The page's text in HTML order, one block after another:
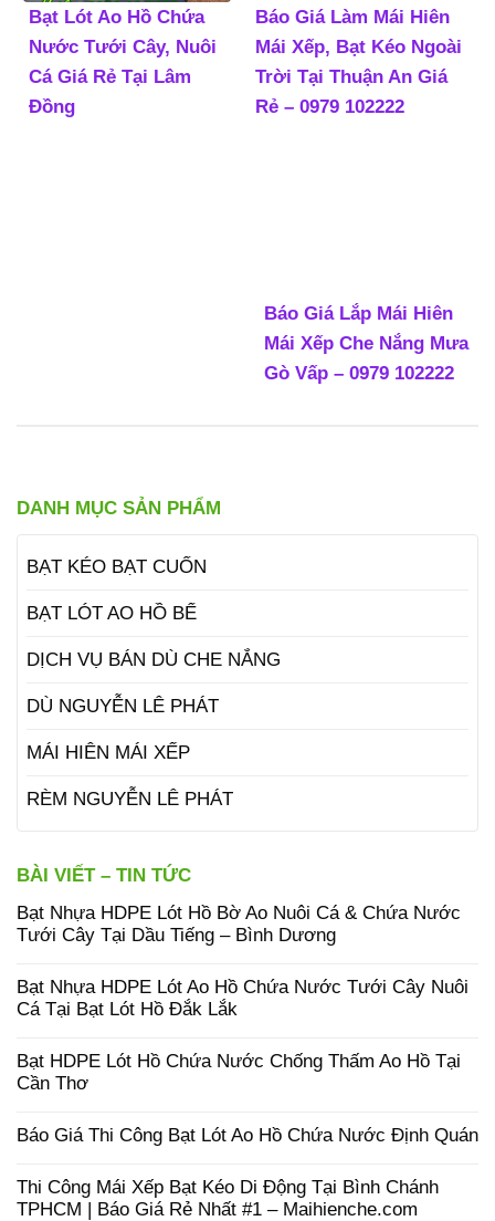
DANH MỤC SẢN PHẨM
BẠT KÉO BẠT CUỐN
BẠT LÓT AO HỒ BỂ
DỊCH VỤ BÁN DÙ CHE NẮNG
DÙ NGUYỄN LÊ PHÁT
MÁI HIÊN MÁI XẾP
RÈM NGUYỄN LÊ PHÁT
BÀI VIẾT – TIN TỨC
Bạt Nhựa HDPE Lót Hồ Bờ Ao Nuôi Cá & Chứa Nước
Tưới Cây Tại Dầu Tiếng – Bình Dương
Bạt Nhựa HDPE Lót Ao Hồ Chứa Nước Tưới Cây Nuôi
Cá Tại Bạt Lót Hồ Đắk Lắk
Bạt HDPE Lót Hồ Chứa Nước Chống Thấm Ao Hồ Tại
Cần Thơ
Báo Giá Thi Công Bạt Lót Ao Hồ Chứa Nước Định Quán
Thi Công Mái Xếp Bạt Kéo Di Động Tại Bình Chánh
TPHCM | Báo Giá Rẻ Nhất #1 – Maihienche.com
Bạt Lót Ao Hồ Chứa
Nước Tưới Cây, Nuôi
Cá Giá Rẻ Tại Lâm
Đồng
Báo Giá Làm Mái Hiên
Mái Xếp, Bạt Kéo Ngoài
Trời Tại Thuận An Giá
Rẻ – 0979 102222
Báo Giá Lắp Mái Hiên
Mái Xếp Che Nắng Mưa
Gò Vấp – 0979 102222